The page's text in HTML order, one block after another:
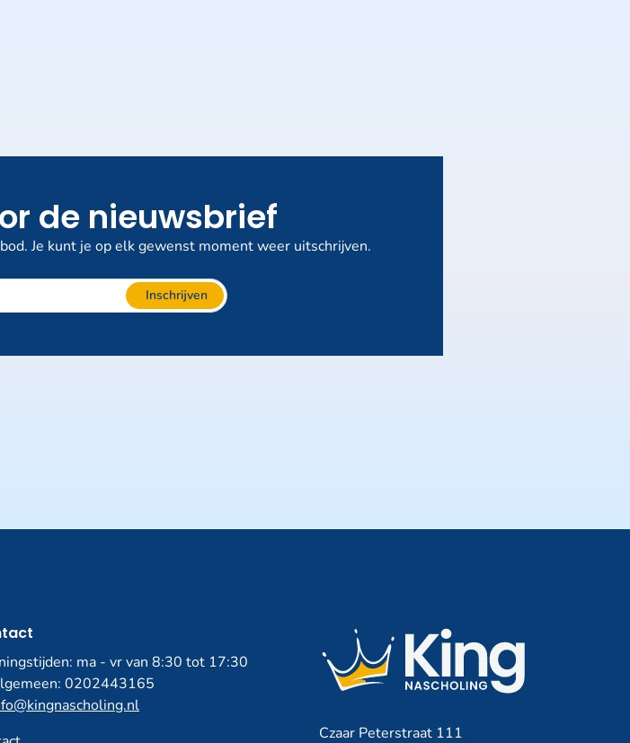
de nieuwsbrief
Je kunt je op elk gewenst moment weer uitschrijven.
Inschrijven
ma - vr van 8:30 tot 17:30
0202443165
Czaar Peterstraat 111